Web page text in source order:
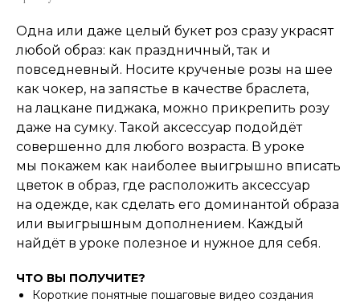
Одна или даже целый букет роз сразу украсят
любой образ: как праздничный, так и
повседневный. Носите крученые розы на шее
как чокер, на запястье в качестве браслета,
на лацкане пиджака, можно прикрепить розу
даже на сумку. Такой аксессуар подойдёт
совершенно для любого возраста. В уроке
мы покажем как наиболее выигрышно вписать
цветок в образ, где расположить аксессуар
на одежде, как сделать его доминантой образа
или выигрышным дополнением. Каждый
найдёт в уроке полезное и нужное для себя.
ЧТО ВЫ ПОЛУЧИТЕ?
Короткие понятные пошаговые видео создания